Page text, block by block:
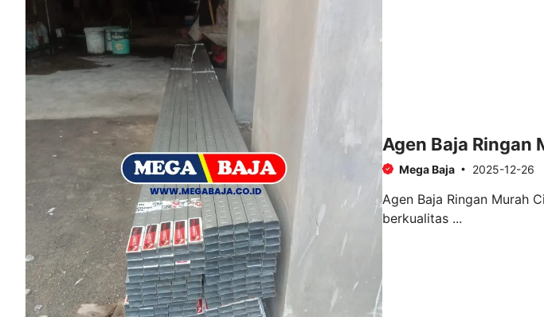
Agen Baja Ringan
Mega Baja 2025-12-26
Agen Baja Ringan Murah
berkualitas ...